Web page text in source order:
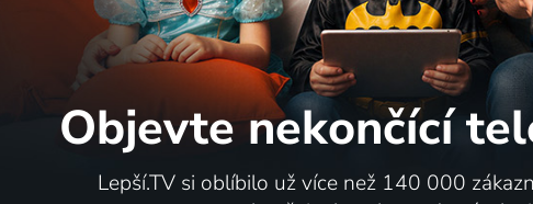
Objevte nekončící
Lepší.TV si oblíbilo už více než 140 000